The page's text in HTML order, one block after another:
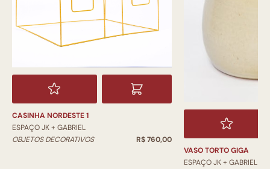
CASINHA NORDESTE 1
ESPAÇO JK + GABRIEL
OBJETOS DECORATIVOS
R$ 760,00
VASO TORTO GIGA
ESPAÇO JK + GABRIEL